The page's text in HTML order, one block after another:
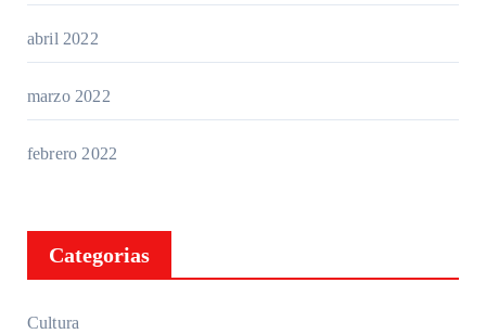
abril 2022
marzo 2022
febrero 2022
Categorias
Cultura